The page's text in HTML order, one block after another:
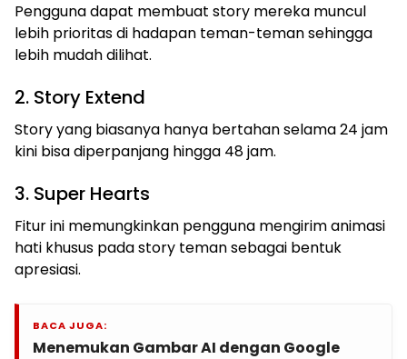
Pengguna dapat membuat story mereka muncul
lebih prioritas di hadapan teman-teman sehingga
lebih mudah dilihat.
2. Story Extend
Story yang biasanya hanya bertahan selama 24 jam
kini bisa diperpanjang hingga 48 jam.
3. Super Hearts
Fitur ini memungkinkan pengguna mengirim animasi
hati khusus pada story teman sebagai bentuk
apresiasi.
BACA JUGA:
Menemukan Gambar AI dengan Google